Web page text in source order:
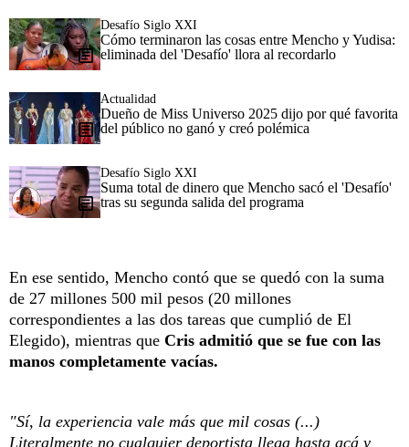
Desafío Siglo XXI
Cómo terminaron las cosas entre Mencho y Yudisa:
eliminada del 'Desafío' llora al recordarlo
Actualidad
Dueño de Miss Universo 2025 dijo por qué favorita
del público no ganó y creó polémica
Desafío Siglo XXI
Suma total de dinero que Mencho sacó el 'Desafío'
tras su segunda salida del programa
En ese sentido, Mencho contó que se quedó con la suma
de 27 millones 500 mil pesos (20 millones
correspondientes a las dos tareas que cumplió de El
Elegido), mientras que Cris admitió que se fue con las
manos completamente vacías.
"Sí, la experiencia vale más que mil cosas (...)
Literalmente no cualquier deportista llega hasta acá y